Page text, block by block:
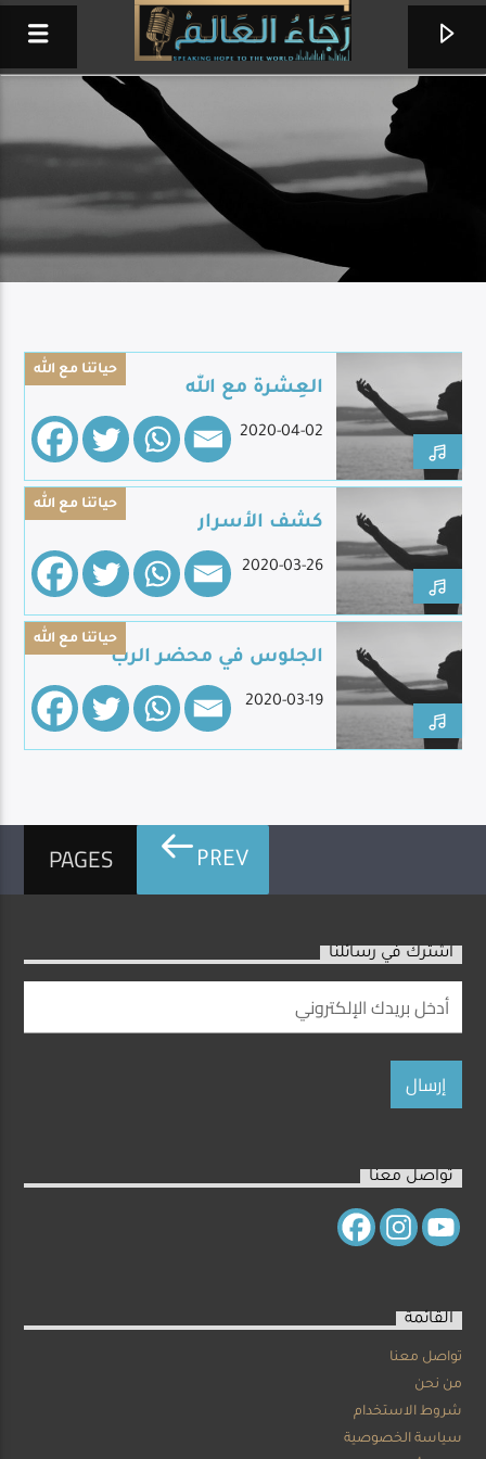
ترانيم وعبادة صباحية
إذاعة حول العالم
Live Broadcast
حياتنا مع الله
العِشرة مع الله
2020-04-02
حياتنا مع الله
كشف الأسرار
2020-03-26
حياتنا مع الله
الجلوس في محضر الرب
2020-03-19
PAGES PREV
اشترك في رسائلنا
تواصل معنا
القائمة
تواصل معنا
من نحن
شروط الاستخدام
سياسة الخصوصية